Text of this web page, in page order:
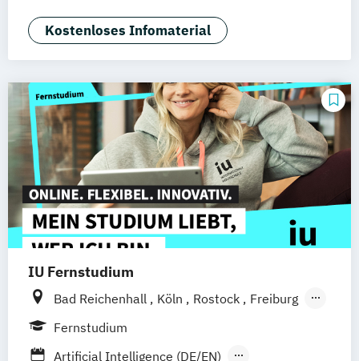
Gesundheitsmanagement
Human Resource Management
Kostenloses Infomaterial
IU Fernstudium
Bad Reichenhall Köln Rostock
Freiburg
Kiel
Frankfurt am Main
Fernstudium
Artificial Intelligence (DE/EN)